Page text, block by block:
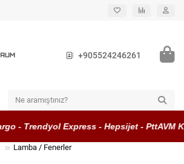
+905524246261
Trendyol Express - Hepsijet - PttAVM
Lamba / Fenerler